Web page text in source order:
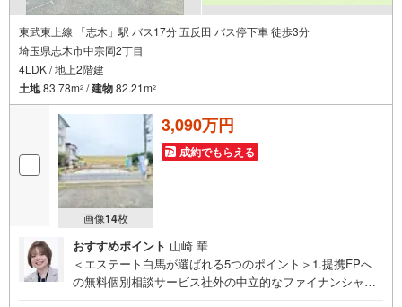
東武東上線 「志木」駅 バス17分 五反田 バス停下車 徒歩3分
埼玉県志木市中宗岡2丁目
4LDK / 地上2階建
土地83.78m2 /建物82.21m2
画像14枚
3,090万円
成約でもらえる
おすすめポイント 山崎 華
＜エステート白馬が選ばれる5つのポイント＞1.提携FPへ
の無料個別相談サービス社外の中立的なファイナンシャル